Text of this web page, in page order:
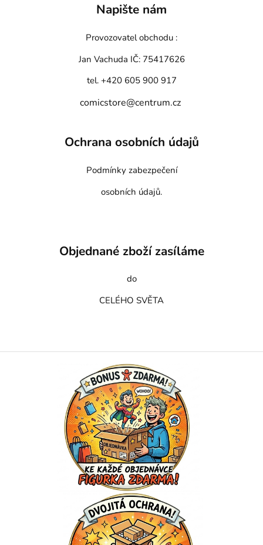
Napište nám
Provozovatel obchodu :
Jan Vachuda IČ: 75417626
tel. +420 605 900 917
comicstore@centrum.cz
Ochrana osobních údajů
Podmínky zabezpečení
osobních údajů.
Objednané zboží zasíláme
do
CELÉHO SVĚTA